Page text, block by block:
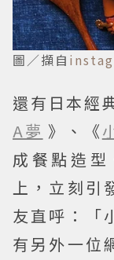
圖／擷自
還有日本經
A夢 》、《
成餐點造
上，立刻引
友直呼：「
有另外一位